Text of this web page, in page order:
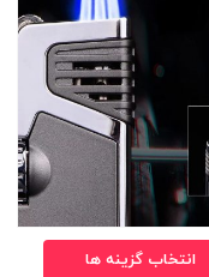
انتخاب گزینه ها